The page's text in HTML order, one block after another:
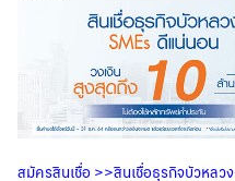
สมัครสินเชื่อ >>สินเชื่อธุรกิจบัวหลวง